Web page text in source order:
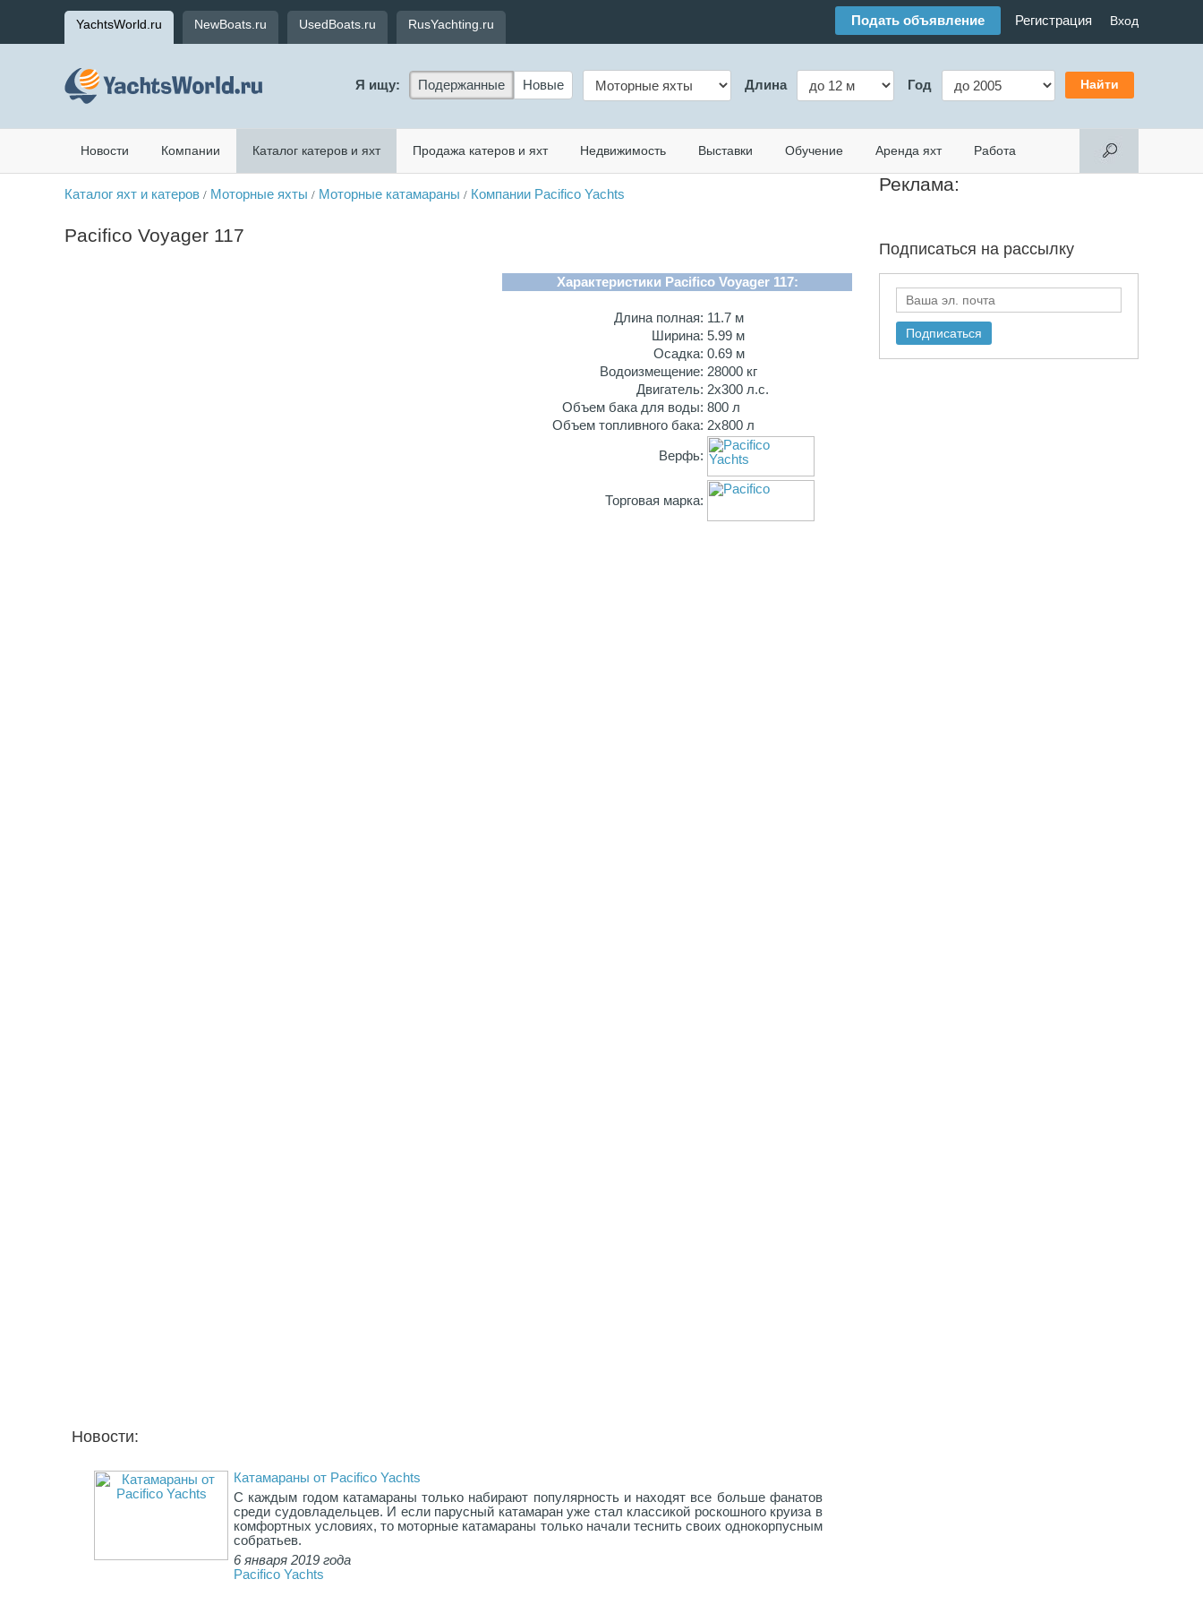
YachtsWorld.ru NewBoats.ru UsedBoats.ru RusYachting.ru Подать объявление Регистрация Вход
Я ищу: Подержанные Новые Длина Год
Новости Компании Каталог катеров и яхт Продажа катеров и яхт Недвижимость Выставки Обучение Аренда яхт Работа
Каталог яхт и катеров / Моторные яхты / Моторные катамараны / Компании Pacifico Yachts
Pacifico Voyager 117
Характеристики Pacifico Voyager 117:
Длина полная: 11.7 м
Ширина: 5.99 м
Осадка: 0.69 м
Водоизмещение: 28000 кг
Двигатель: 2x300 л.с.
Объем бака для воды: 800 л
Объем топливного бака: 2х800 л
Верфь:
Торговая марка:
Новости:
Катамараны от Pacifico Yachts
С каждым годом катамараны только набирают популярность и находят все больше фанатов
среди судовладельцев. И если парусный катамаран уже стал классикой роскошного круиза в
комфортных условиях, то моторные катамараны только начали теснить своих однокорпусным
собратьев.
6 января 2019 года
Pacifico Yachts
Реклама:
Подписаться на рассылку